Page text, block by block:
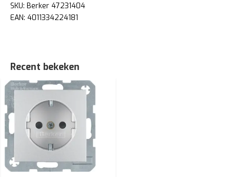
SKU: Berker 47231404
EAN: 4011334224181
Recent bekeken